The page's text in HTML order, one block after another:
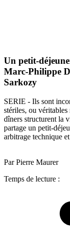
Un petit-
Marc-Philippe
Sarkozy
SERIE - Ils sont
stériles, ou véritables
dîners structurent la
partage un petit-
arbitrage technique
Par Pierre Maurer
Temps de lecture :